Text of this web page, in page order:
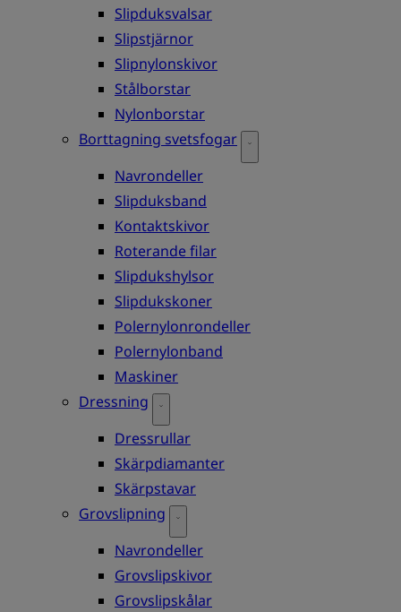
Slipduksvalsar
Slipstjärnor
Slipnylonskivor
Stålborstar
Nylonborstar
Borttagning svetsfogar
Navrondeller
Slipduksband
Kontaktskivor
Roterande filar
Slipdukshylsor
Slipdukskoner
Polernylonrondeller
Polernylonband
Maskiner
Dressning
Dressrullar
Skärpdiamanter
Skärpstavar
Grovslipning
Navrondeller
Grovslipskivor
Grovslipskålar